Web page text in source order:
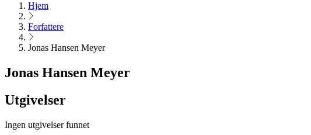
Hjem
Forfattere
Jonas Hansen Meyer
Jonas Hansen Meyer
Utgivelser
Ingen utgivelser funnet